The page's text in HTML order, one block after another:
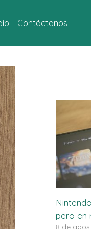
Contáctanos
pero en
8 de